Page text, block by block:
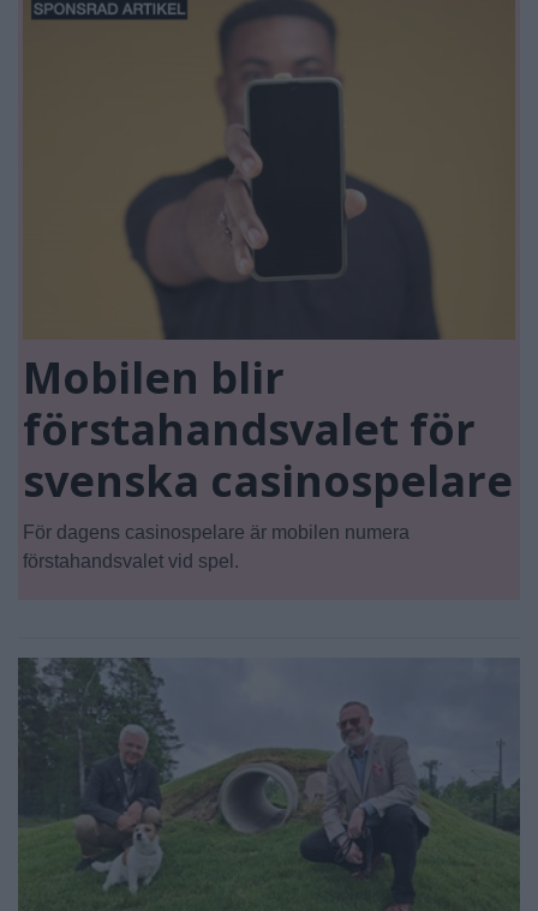
Mobilen blir
förstahandsvalet för
svenska casinospelare
För dagens casinospelare är mobilen numera
förstahandsvalet vid spel.